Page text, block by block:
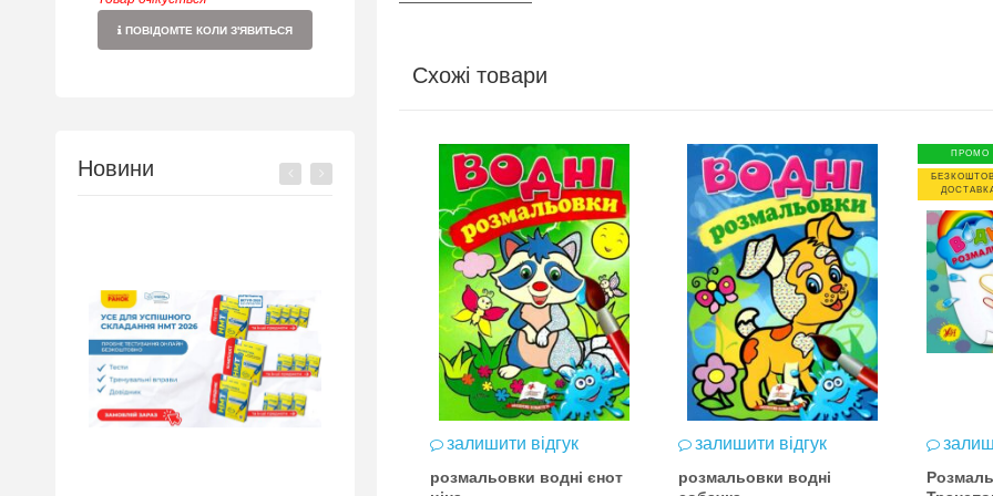
ПОВІДОМТЕ КОЛИ З'ЯВИТЬСЯ
Новини
Схожі товари
залишити відгук
розмальовки водні єнот
залишити відгук
розмальовки водні
ПРОМО